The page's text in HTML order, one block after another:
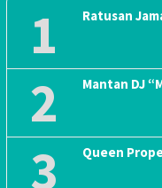
1 Ratusan
2 Mantan DJ
3 Queen